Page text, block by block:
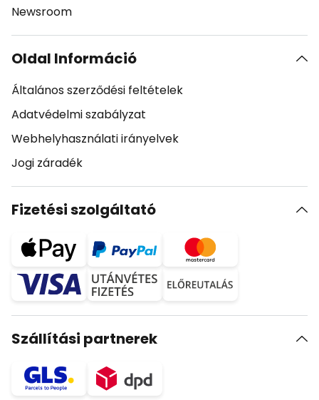
Newsroom
Oldal Információ
Általános szerződési feltételek
Adatvédelmi szabályzat
Webhelyhasználati irányelvek
Jogi záradék
Fizetési szolgáltató
Szállítási partnerek